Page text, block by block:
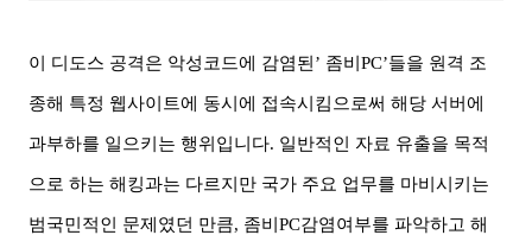
이 디도스 공격은 악성코드에 감염된 ’ 좀비 PC’들을 원격 조
종해 특정 웹사이트에 동시에 접속시킴으로써 해당 서버에
과부하를 일으키는 행위입니다. 일반적인 자료 유출을 목적
으로 하는 해킹과는 다르지만 국가 주요 업무를 마비시키는
범국민적인 문제였던 만큼, 좀비 PC감염여부를 파악하고 해